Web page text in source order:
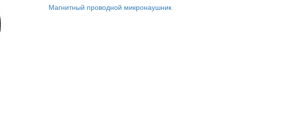
Магнитный проводной микронаушник